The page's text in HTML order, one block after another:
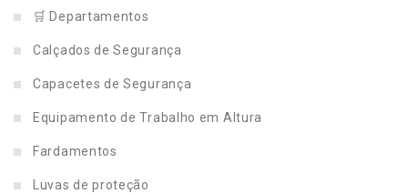
🛒 Departamentos
Calçados de Segurança
Capacetes de Segurança
Equipamento de Trabalho em Altura
Fardamentos
Luvas de proteção